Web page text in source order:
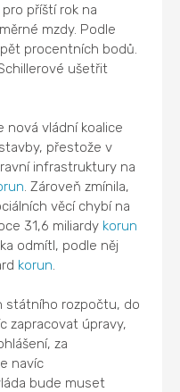
příští rok na
mzdy. Podle
procentních bodů.
ušetřit
nová vládní koalice
přestože v
infrastruktury na
. Zároveň zmínila,
věcí chybí na
31,6 miliardy korun
odmítl, podle něj
korun.
státního rozpočtu, do
zapracovat úpravy,
za
navíc
bude muset